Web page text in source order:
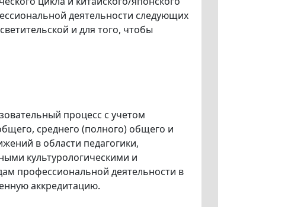
деятельности следующих
и для того, чтобы
процесс с учетом
среднего (полного) общего и
в области педагогики,
культурологическими и
профессиональной деятельности в
аккредитацию.